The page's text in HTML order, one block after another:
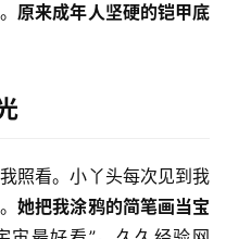
原来成年人坚硬的铠甲底
照看。小丫头每次见到我
她把我涂鸦的简笔画当宝